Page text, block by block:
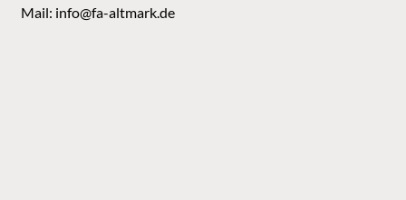
Mail: info@fa-altmark.de